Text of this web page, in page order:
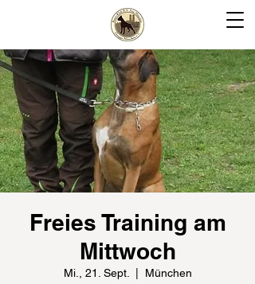
Freies Training am
Mittwoch
Mi., 21. Sept. München